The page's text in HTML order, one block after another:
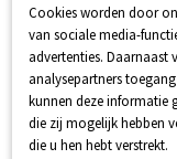
Inloggen
Cookies worden door
van sociale media-
advertenties. Daarnaast
analysepartners
kunnen deze informatie
die zij mogelijk hebben
die u hen hebt verstrekt.